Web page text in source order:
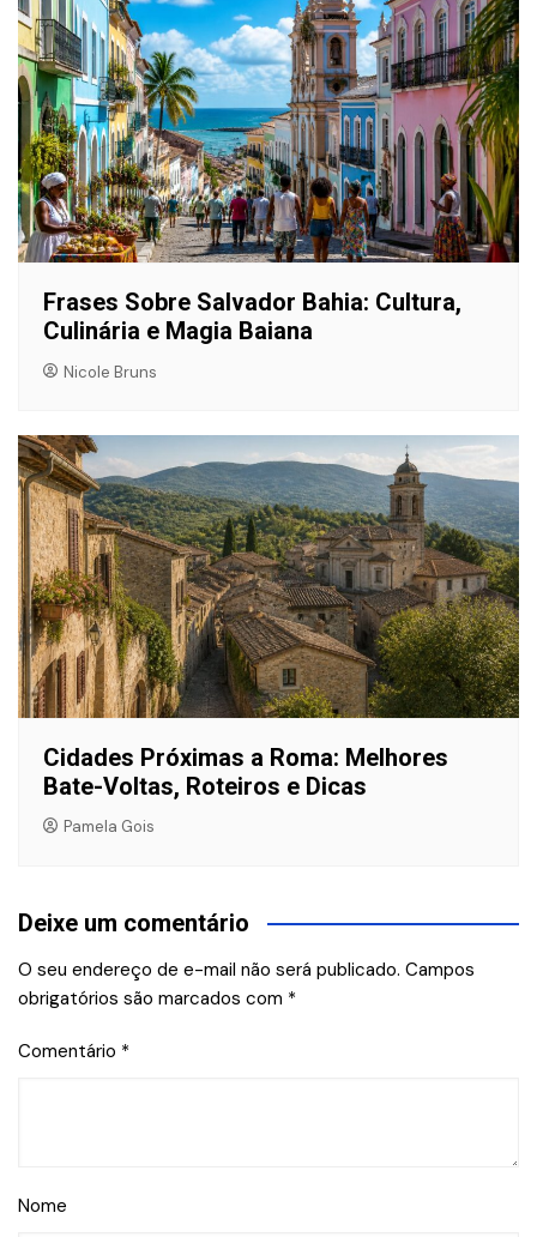
Frases Sobre Salvador Bahia: Cultura,
Culinária e Magia Baiana
Nicole Bruns
Cidades Próximas a Roma: Melhores
Bate-Voltas, Roteiros e Dicas
Pamela Gois
Deixe um comentário
O seu endereço de e-mail não será publicado. Campos
obrigatórios são marcados com *
Comentário *
Nome